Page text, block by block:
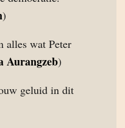
)
alles wat Peter
Aurangzeb)
geluid in dit